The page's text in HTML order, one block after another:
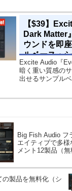
【$39】
Dark Matter
ウンドを即
ルベース・
Excite Audio『
暗く重い質感の
出せるサンプル
です。ダーク
ク・テクノ、シ
Big Fish Audio フ
エイティブで多
メント12製品（
の製品を無料化（シ